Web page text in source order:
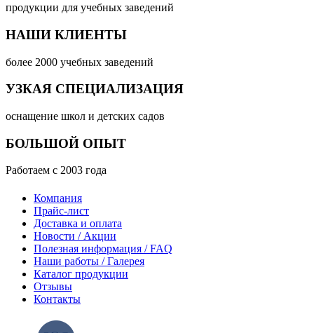
продукции для учебных заведений
НАШИ КЛИЕНТЫ
более 2000 учебных заведений
УЗКАЯ СПЕЦИАЛИЗАЦИЯ
оснащение школ и детских садов
БОЛЬШОЙ ОПЫТ
Работаем с 2003 года
Компания
Прайс-лист
Доставка и оплата
Новости / Акции
Полезная информация / FAQ
Наши работы / Галерея
Каталог продукции
Отзывы
Контакты